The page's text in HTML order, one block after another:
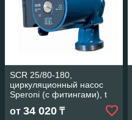
SCR 25/80-180,
циркуляционный насос
Speroni (с фитингами), t
перекачиваемой среды до
+110⁰
от 34 020 ₸